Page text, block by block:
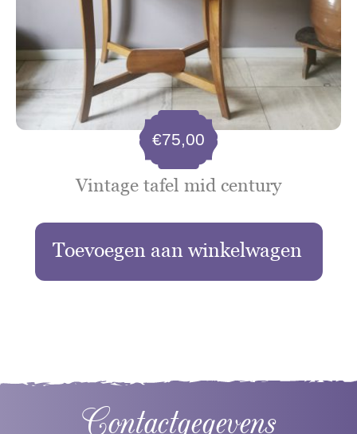
Vintage tafel mid century
€75,00
Toevoegen aan winkelwagen
Contactgegevens